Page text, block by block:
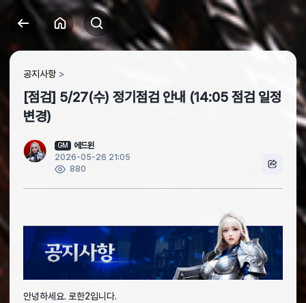
공지사항
[점검] 5/27(수) 정기점검 안내 (14:05 점검 일정
변경)
GM
에드윈
2026-05-26 21:05
880
안녕하세요. 로한2입니다.